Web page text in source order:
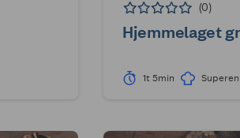
(0)
Hjemmelaget
1t 5min